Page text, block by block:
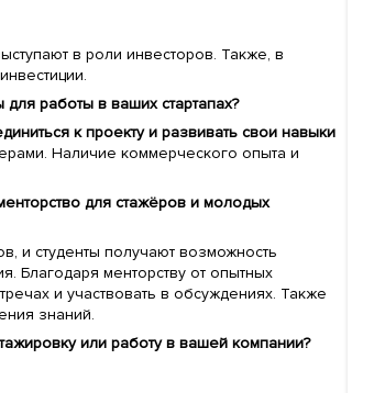
в роли инвесторов. Также, в
работы в ваших стартапах?
к проекту и развивать свои навыки
Наличие коммерческого опыта и
для стажёров и молодых
и студенты получают возможность
Благодаря менторству от опытных
и участвовать в обсуждениях. Также
знаний.
или работу в вашей компании?